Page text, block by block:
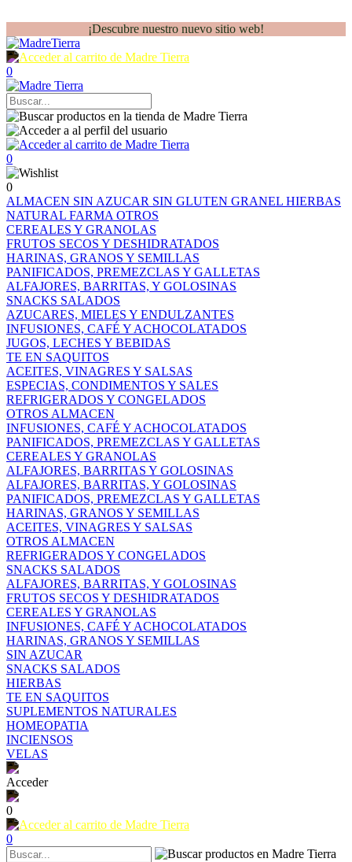
¡Descubre nuestro nuevo sitio web!
0
0
0
ALMACEN SIN AZUCAR SIN GLUTEN GRANEL HIERBAS
NATURAL FARMA OTROS
CEREALES Y GRANOLAS
FRUTOS SECOS Y DESHIDRATADOS
HARINAS, GRANOS Y SEMILLAS
PANIFICADOS, PREMEZCLAS Y GALLETAS
ALFAJORES, BARRITAS, Y GOLOSINAS
SNACKS SALADOS
AZUCARES, MIELES Y ENDULZANTES
INFUSIONES, CAFÉ Y ACHOCOLATADOS
JUGOS, LECHES Y BEBIDAS
TE EN SAQUITOS
ACEITES, VINAGRES Y SALSAS
ESPECIAS, CONDIMENTOS Y SALES
REFRIGERADOS Y CONGELADOS
OTROS ALMACEN
INFUSIONES, CAFÉ Y ACHOCOLATADOS
PANIFICADOS, PREMEZCLAS Y GALLETAS
CEREALES Y GRANOLAS
ALFAJORES, BARRITAS Y GOLOSINAS
ALFAJORES, BARRITAS, Y GOLOSINAS
PANIFICADOS, PREMEZCLAS Y GALLETAS
HARINAS, GRANOS Y SEMILLAS
ACEITES, VINAGRES Y SALSAS
OTROS ALMACEN
REFRIGERADOS Y CONGELADOS
SNACKS SALADOS
ALFAJORES, BARRITAS, Y GOLOSINAS
FRUTOS SECOS Y DESHIDRATADOS
CEREALES Y GRANOLAS
INFUSIONES, CAFÉ Y ACHOCOLATADOS
HARINAS, GRANOS Y SEMILLAS
SIN AZUCAR
SNACKS SALADOS
HIERBAS
TE EN SAQUITOS
SUPLEMENTOS NATURALES
HOMEOPATIA
INCIENSOS
VELAS
Acceder
0
0